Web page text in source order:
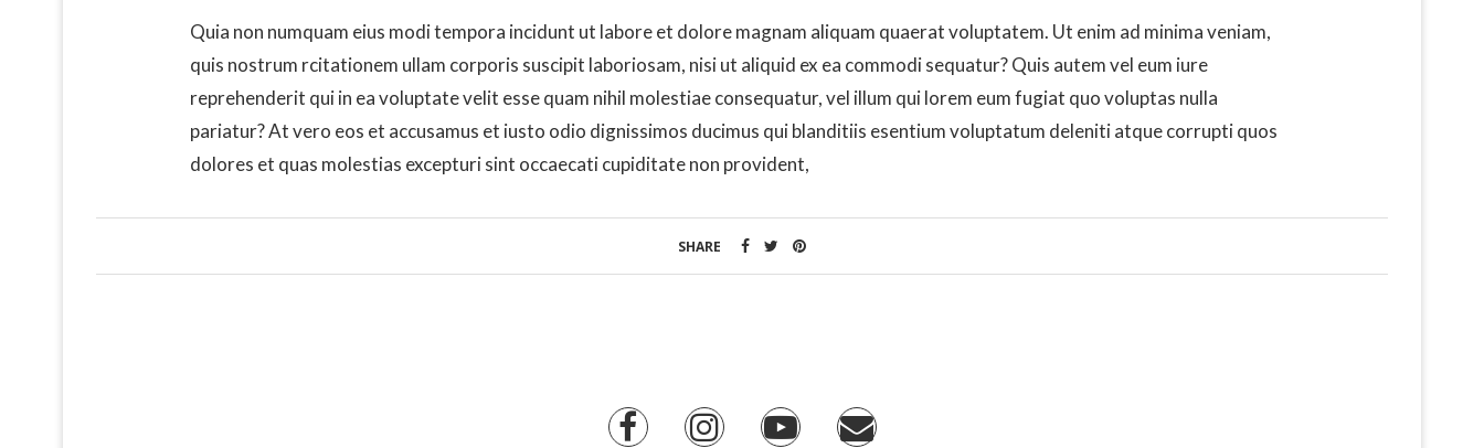
Quia non numquam eius modi tempora incidunt ut labore et dolore magnam aliquam quaerat voluptatem. Ut enim ad minima veniam,
quis nostrum rcitationem ullam corporis suscipit laboriosam, nisi ut aliquid ex ea commodi sequatur? Quis autem vel eum iure
reprehenderit qui in ea voluptate velit esse quam nihil molestiae consequatur, vel illum qui lorem eum fugiat quo voluptas nulla
pariatur? At vero eos et accusamus et iusto odio dignissimos ducimus qui blanditiis esentium voluptatum deleniti atque corrupti quos
dolores et quas molestias excepturi sint occaecati cupiditate non provident,
SHARE